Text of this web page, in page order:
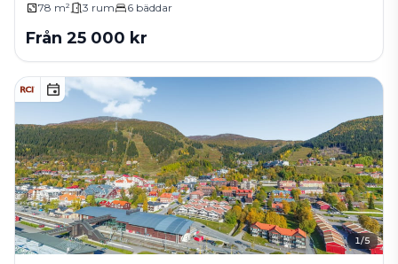
78 m² 3 rum 6 bäddar
Från 25 000 kr
1/5